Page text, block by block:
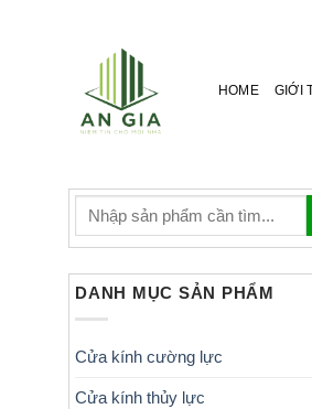
HOME GIỚI
DANH MỤC SẢN PHẨM
Cửa kính cường lực
Cửa kính thủy lực